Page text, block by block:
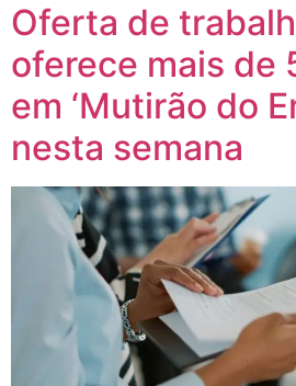
Oferta de
oferece mais de
em ‘Mutirão do
nesta semana